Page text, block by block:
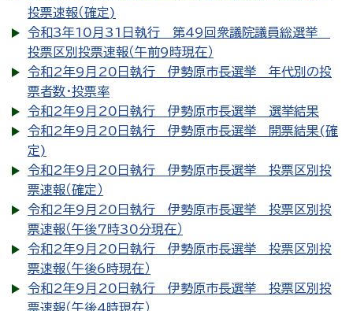
投票速報（確定)
令和3年10月31日執行 第49回衆議院議員総選挙
投票区別投票速報（午前9時現在）
令和2年9月20日執行 伊勢原市長選挙 年代別の投
票者数・投票率
令和2年9月20日執行 伊勢原市長選挙 選挙結果
令和2年9月20日執行 伊勢原市長選挙 開票結果(確
定)
令和2年9月20日執行 伊勢原市長選挙 投票区別投
票速報（確定）
令和2年9月20日執行 伊勢原市長選挙 投票区別投
票速報（午後7時30分現在）
令和2年9月20日執行 伊勢原市長選挙 投票区別投
票速報（午後6時現在）
令和2年9月20日執行 伊勢原市長選挙 投票区別投
票速報（午後4時現在）